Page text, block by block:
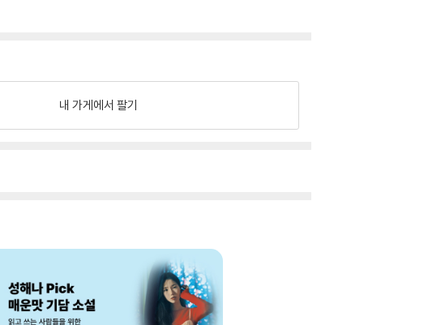
내 가게에서 팔기